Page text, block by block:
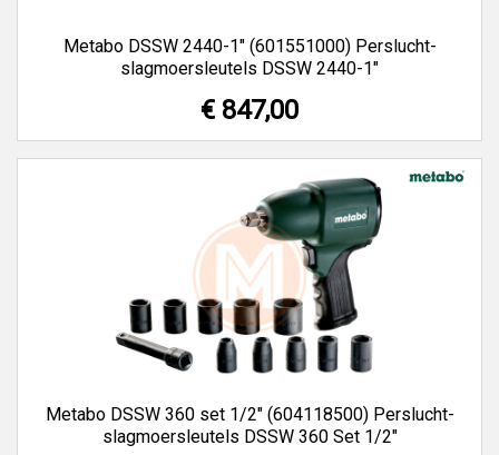
Metabo DSSW 2440-1" (601551000) Perslucht-
slagmoersleutels DSSW 2440-1"
€ 847,00
Metabo DSSW 360 set 1/2" (604118500) Perslucht-
slagmoersleutels DSSW 360 Set 1/2"